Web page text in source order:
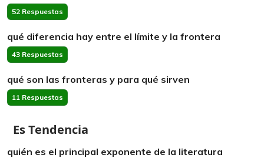
52 Respuestas
qué diferencia hay entre el límite y la frontera
43 Respuestas
qué son las fronteras y para qué sirven
11 Respuestas
Es Tendencia
quién es el principal exponente de la literatura